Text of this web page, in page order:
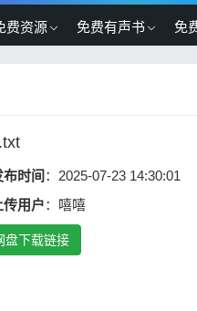
费资源 免费有声书 免
布时间 ：2025-07-23 14:30:01
传用户：嘻嘻
盘下载链接